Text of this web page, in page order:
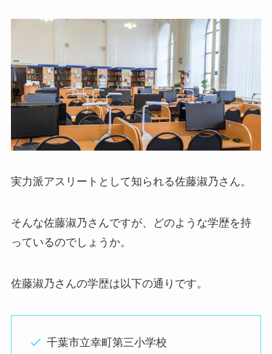
実力派アスリートとして知られる佐藤淑乃さん。
そんな佐藤淑乃さんですが、どのような学歴を持
っているのでしょうか。
佐藤淑乃さんの学歴は以下の通りです。
千葉市立幸町第三小学校